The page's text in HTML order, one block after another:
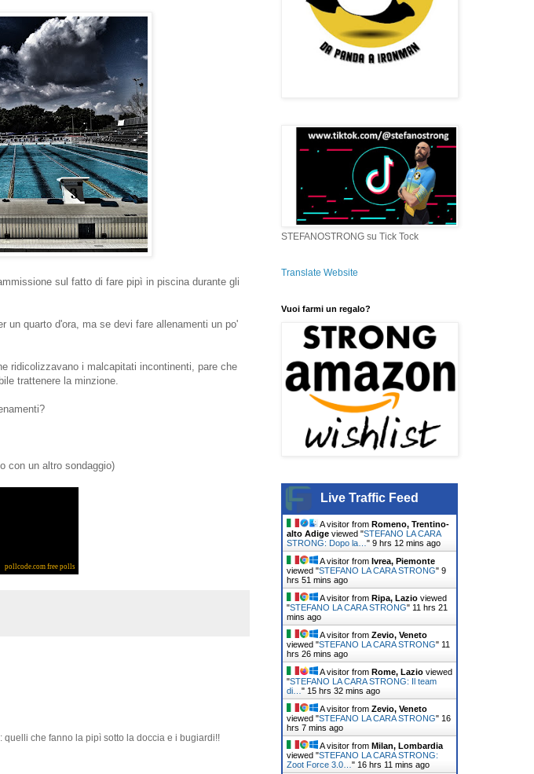
sul fatto di fare pipì in piscina durante gli
quarto d'ora, ma se devi fare allenamenti un po'
ridicolizzavano i malcapitati incontinenti, pare che
trattenere la minzione.
con un altro sondaggio)
pollcode.com free polls
che fanno la pipì sotto la doccia e i bugiardi!!
STEFANOSTRONG su Tick Tock
Translate Website
Vuoi farmi un regalo?
Live Traffic Feed
A visitor from Romeno, Trentino-
alto Adige viewed "STEFANO LA CARA
STRONG: Dopo la… " 9 hrs 12 mins ago
A visitor from Ivrea, Piemonte
viewed "STEFANO LA CARA STRONG" 9
hrs 51 mins ago
A visitor from Ripa, Lazio viewed
"STEFANO LA CARA STRONG" 11 hrs 21
mins ago
A visitor from Zevio, Veneto
viewed "STEFANO LA CARA STRONG" 11
hrs 26 mins ago
A visitor from Rome, Lazio viewed
"STEFANO LA CARA STRONG: Il team
di… " 15 hrs 32 mins ago
A visitor from Zevio, Veneto
viewed "STEFANO LA CARA STRONG" 16
hrs 7 mins ago
A visitor from Milan, Lombardia
viewed "STEFANO LA CARA STRONG:
Zoot Force 3.0… " 16 hrs 11 mins ago